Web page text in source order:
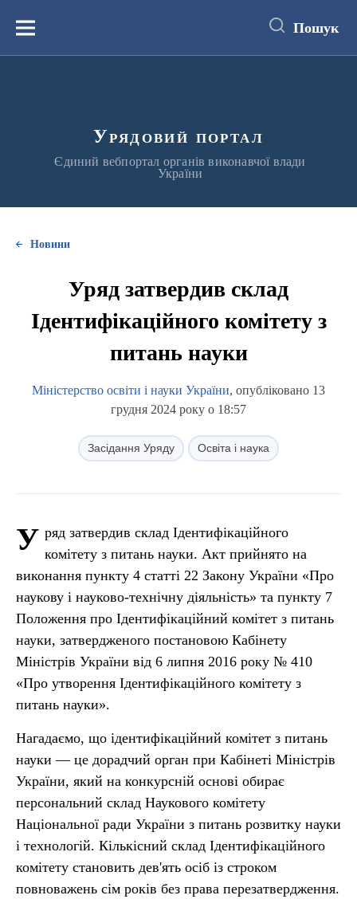
вмістуМеню Пошук
Урядовий портал
Єдиний вебпортал органів виконавчої влади
України
Новини
Уряд затвердив склад
Ідентифікаційного комітету з
питань науки
Міністерство освіти і науки України, опубліковано 13
грудня 2024 року о 18:57
Засідання Уряду Освіта і наука
У ряд затвердив склад Ідентифікаційного
комітету з питань науки. Акт прийнято на
виконання пункту 4 статті 22 Закону України «Про
наукову і науково-технічну діяльність» та пункту 7
Положення про Ідентифікаційний комітет з питань
науки, затвердженого постановою Кабінету
Міністрів України від 6 липня 2016 року № 410
«Про утворення Ідентифікаційного комітету з
питань науки».
Нагадаємо, що ідентифікаційний комітет з питань
науки — це дорадчий орган при Кабінеті Міністрів
України, який на конкурсній основі обирає
персональний склад Наукового комітету
Національної ради України з питань розвитку науки
і технологій. Кількісний склад Ідентифікаційного
комітету становить дев'ять осіб із строком
повноважень сім років без права перезатвердження.